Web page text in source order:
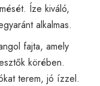
Íze kiváló,
alkalmas.
fajta, amely
körében.
terem, jó ízzel.